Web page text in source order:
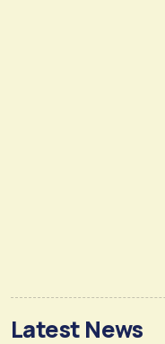
Latest News